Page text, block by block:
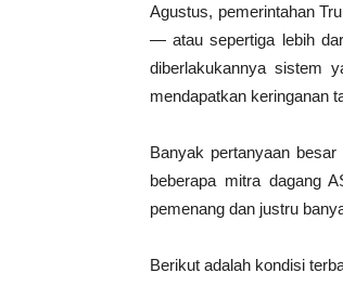
Agustus, pemerintahan
— atau sepertiga lebih
diberlakukannya sistem
mendapatkan keringanan
Banyak pertanyaan
beberapa mitra dagang
pemenang dan justru
Berikut adalah kondisi